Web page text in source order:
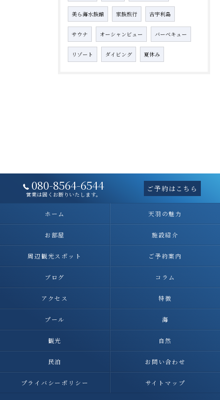
美ら海水族館 家族旅行 古宇利島
サウナ オーシャンビュー バーベキュー
リゾート ダイビング 夏休み
080-8564-6544
営業は固くお断りいたします。
ご予約はこちら
ホーム 天羽の魅力
お部屋 施設紹介
周辺観光スポット ご予約案内
ブログ コラム
アクセス 特徴
プール 海
観光 自然
民泊 お問い合わせ
プライバシーポリシー サイトマップ